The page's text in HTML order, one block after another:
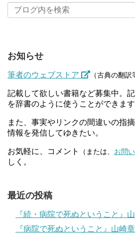
お知らせ
筆者のウェブストア （古典の翻訳
記載して欲しい書籍など募集中。
を辞書のように使うことができます
また、事実やリンクの間違いの指
情報を発信してゆきたい。
お気軽に、コメント （または、 お問
しく。
最近の投稿
『続・病院で死ぬということ』
『病院で死ぬということ』山崎